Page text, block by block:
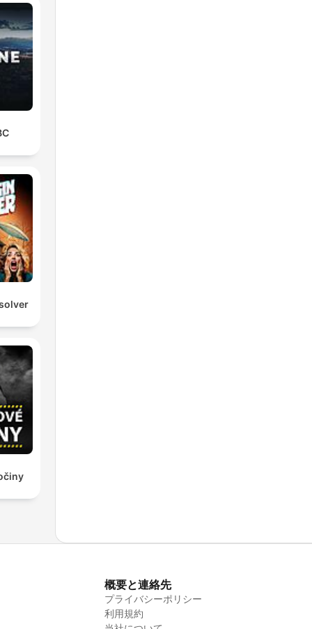
概要と連絡先
プライバシーポリシー
利用規約